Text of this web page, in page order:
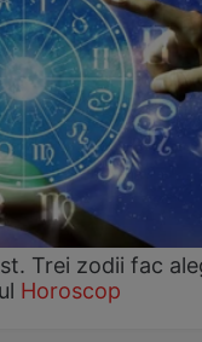
Trei zodii fac
Horoscop